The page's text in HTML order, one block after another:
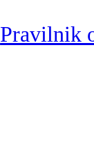
Pravilnik